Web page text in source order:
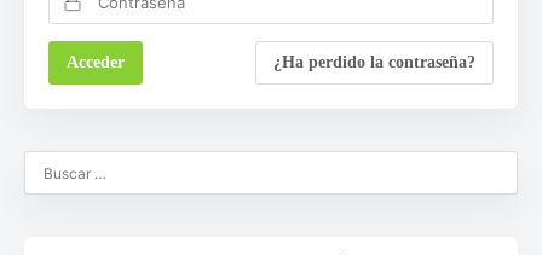
¿Ha perdido la contraseña?